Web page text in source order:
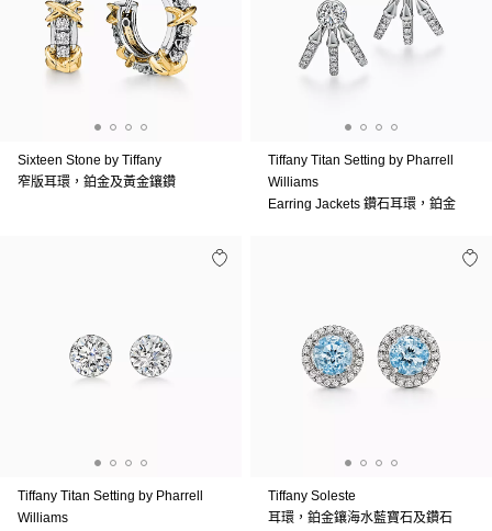
Sixteen Stone by Tiffany
窄版耳環，鉑金及黃金鑲鑽
Tiffany Titan Setting by Pharrell
Williams
Earring Jackets 鑽石耳環，鉑金
Tiffany Titan Setting by Pharrell
Williams
Tiffany Soleste
耳環，鉑金鑲海水藍寶石及鑽石